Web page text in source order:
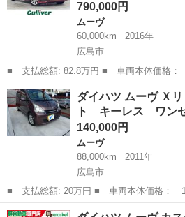
790,000円
ムーヴ
60,000km
2016年
広島市
■ 支払総額: 82.8万円 ■ 車両本体価格： 790,000 円 ■ メーカー
名： ダイハツ ■ 車種名： ムーヴ ■
Ｘ バックカメラ ＥＴＣ ハロゲンライ
ランプ 純正...
広島 広島市 ムーヴ
ダイハツ ムーヴ Ｘ
ト キーレス ワン
140,000円
ムーヴ
88,000km
2011年
広島市
■ 支払総額: 20万円 ■ 車両本体価格： 140,000 円 ■ メーカー
名： ダイハツ ■ 車種名： ムーヴ ■ グ
広島 広島市 ムーヴ